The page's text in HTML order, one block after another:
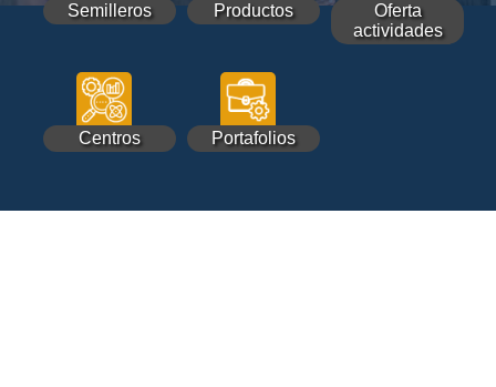
Semilleros Productos
Oferta
actividades
Centros Portafolios